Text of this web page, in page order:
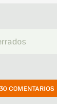
30 COMENTARIOS